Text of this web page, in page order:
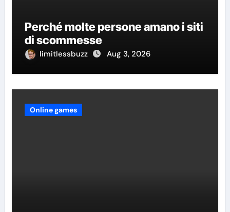
Perché molte persone amano i siti
di scommesse
limitlessbuzz Aug 3, 2026
Online games